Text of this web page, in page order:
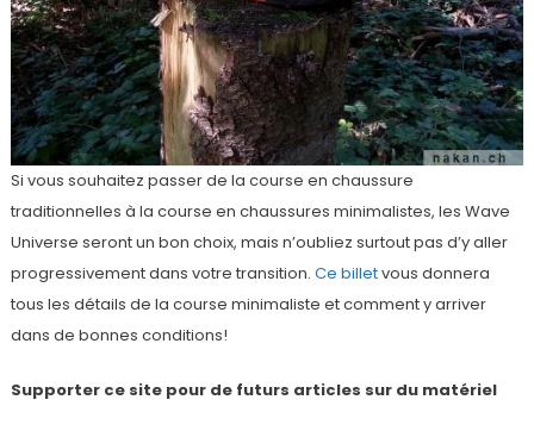
Si vous souhaitez passer de la course en chaussure
traditionnelles à la course en chaussures minimalistes, les Wave
Universe seront un bon choix, mais n’oubliez surtout pas d’y aller
progressivement dans votre transition. Ce billetvous donnera
tous les détails de la course minimaliste et comment y arriver
dans de bonnes conditions!
Supporter ce site pour de futurs articles sur du matériel